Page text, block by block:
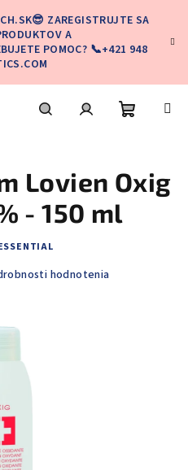
ZAREGISTRUJTE SA
A
POMOC? 📞+421 948
košík
Lovien Oxig
- 150 ml
hodnotenia